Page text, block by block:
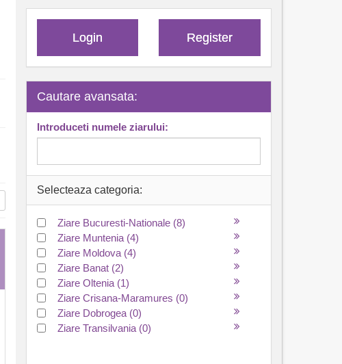
Login Register
Cautare avansata:
Introduceti numele ziarului:
Selecteaza categoria:
Ziare Bucuresti-Nationale (8)
Ziare Muntenia (4)
Ziare Moldova (4)
Ziare Banat (2)
Ziare Oltenia (1)
Ziare Crisana-Maramures (0)
Ziare Dobrogea (0)
Ziare Transilvania (0)